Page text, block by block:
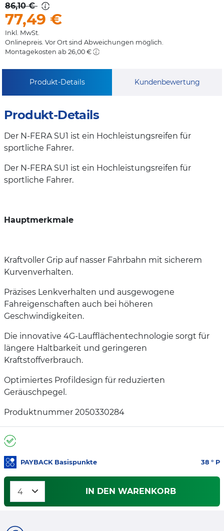
86,10 €
77,49 €
Inkl. MwSt.
Onlinepreis. Vor Ort sind Abweichungen möglich.
Montagekosten ab 26,00 €
Produkt-Details Kundenbewertung
Produkt-Details
Der N-FERA SU1 ist ein Hochleistungsreifen für
sportliche Fahrer.
Der N-FERA SU1 ist ein Hochleistungsreifen für
sportliche Fahrer.
Hauptmerkmale
Kraftvoller Grip auf nasser Fahrbahn mit sicherem
Kurvenverhalten.
Präzises Lenkverhalten und ausgewogene
Fahreigenschaften auch bei höheren
Geschwindigkeiten.
Die innovative 4G-Laufflächentechnologie sorgt für
längere Haltbarkeit und geringeren
Kraftstoffverbrauch.
Optimiertes Profildesign für reduzierten
Geräuschpegel.
Produktnummer 2050330284
PAYBACK Basispunkte 38 ° P
IN DEN WARENKORB